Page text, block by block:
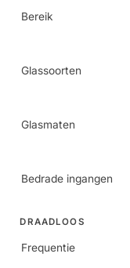
Bereik
Glassoorten
Glasmaten
Bedrade ingangen
DRAADLOOS
Frequentie